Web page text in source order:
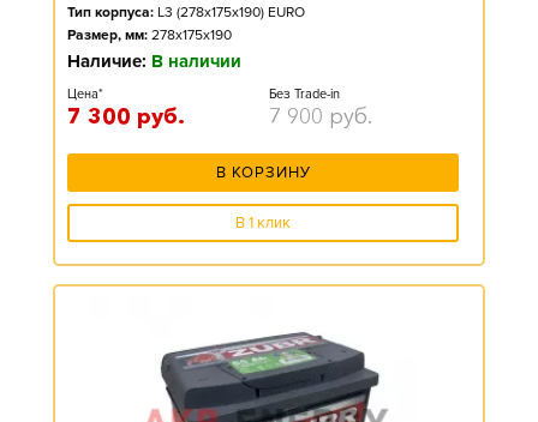
Тип корпуса: L3 (278x175x190) EURO
Размер, мм: 278x175x190
Наличие: В наличии
Цена*
7 300 руб.
Без Trade-in
7 900 руб.
В КОРЗИНУ
В 1 клик